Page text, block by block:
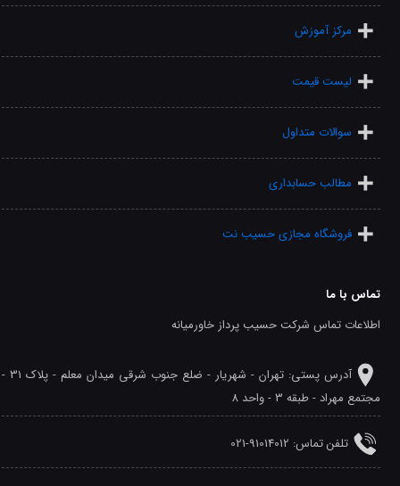
مرکز آموزش
لیست قیمت
سوالات متداول
مطالب حسابداری
فروشگاه مجازی حسیب نت
تماس با ما
اطلاعات تماس شرکت حسیب پرداز خاورمیانه
آدرس پستی: تهران - شهريار - ضلع جنوب شرقی میدان معلم - پلاک 31 -
مجتمع مهراد - طبقه 3 - واحد 8
تلفن‌ تماس: 91014012-021